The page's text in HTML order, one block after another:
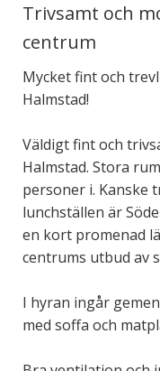
Trivsamt och
centrum
Mycket fint och
Halmstad!
Väldigt fint och
Halmstad. Stora
personer i. Kanske
lunchställen är
en kort promenad
centrums utbud av
I hyran ingår
med soffa och